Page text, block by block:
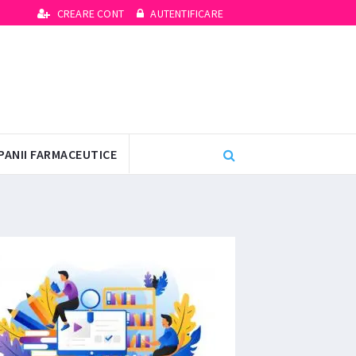
CREARE CONT AUTENTIFICARE
FARMACEUTICE